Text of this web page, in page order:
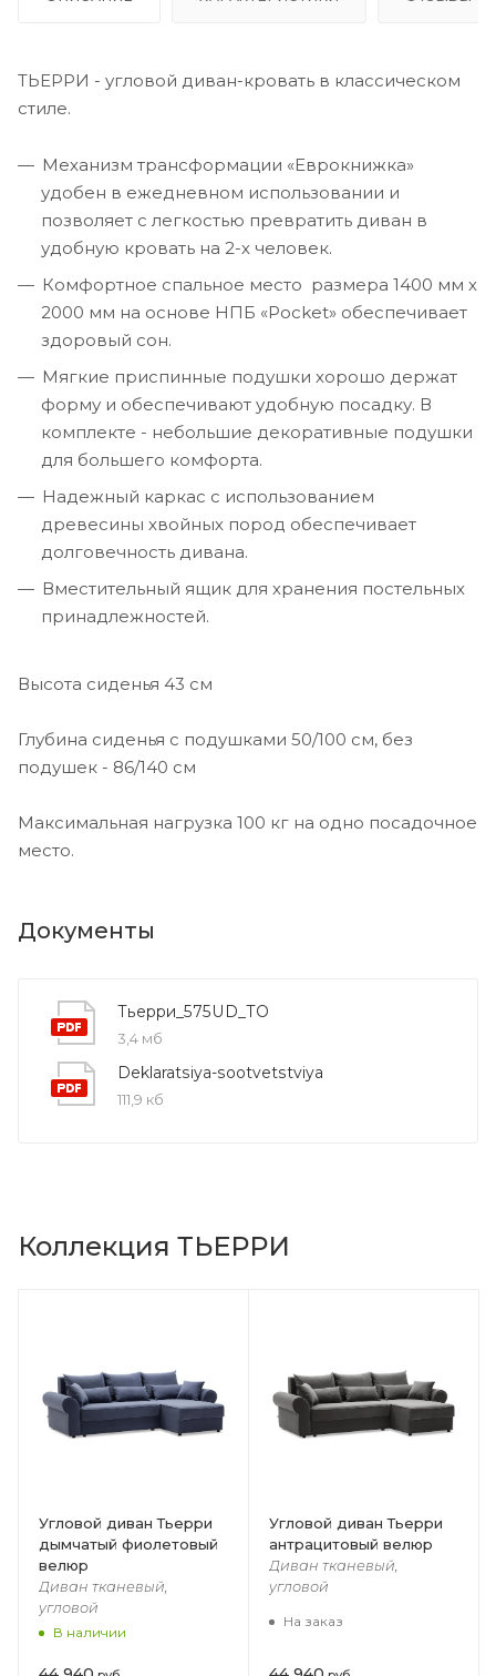
ТЬЕРРИ - угловой диван-кровать в классическом
стиле.
Механизм трансформации «Еврокнижка»
удобен в ежедневном использовании и
позволяет с легкостью превратить диван в
удобную кровать на 2-х человек.
Комфортное спальное место размера 1400 мм х
2000 мм на основе НПБ «Pocket» обеспечивает
здоровый сон.
Мягкие приспинные подушки хорошо держат
форму и обеспечивают удобную посадку. В
комплекте - небольшие декоративные подушки
для большего комфорта.
Надежный каркас с использованием
древесины хвойных пород обеспечивает
долговечность дивана.
Вместительный ящик для хранения постельных
принадлежностей.
Высота сиденья 43 см
Глубина сиденья с подушками 50/100 см, без
подушек - 86/140 см
Максимальная нагрузка 100 кг на одно посадочное
место.
Документы
Тьерри_575UD_ТО
3,4 мб
Deklaratsiya-sootvetstviya
111,9 кб
Коллекция ТЬЕРРИ
Угловой диван Тьерри
дымчатый фиолетовый
велюр
Диван тканевый,
угловой
В наличии
Угловой диван Тьерри
антрацитовый велюр
Диван тканевый,
угловой
На заказ